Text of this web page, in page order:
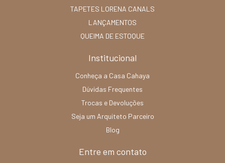
TAPETES LORENA CANALS
LANÇAMENTOS
QUEIMA DE ESTOQUE
Institucional
Conheça a Casa Cahaya
Dúvidas Frequentes
Trocas e Devoluções
Seja um Arquiteto Parceiro
Blog
Entre em contato